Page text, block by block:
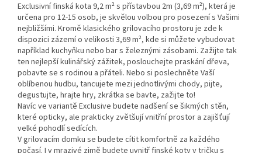
Exclusivní finská kota 9,2 m² s přístavbou 2m (3,69 m²), která je
určena pro 12-15 osob, je skvělou volbou pro posezení s Vašimi
nejbližšími. Kromě klasického grilovacího prostoru je zde k
dispozici zázemí o velikosti 3,69 m², kde si můžete vybudovat
například kuchyňku nebo bar s železnými zásobami. Zažijte tak
ten nejlepší kulinářský zážitek, poslouchejte praskání dřeva,
pobavte se s rodinou a přáteli. Nebo si poslechněte Vaší
oblíbenou hudbu, tancujete mezi jednotlivými chody, pijte,
degustujte, hrajte hry, zkrátka se bavte, zažijte to!
Navíc ve variantě Exclusive budete nadšení se šikmých stěn,
které opticky, ale prakticky zvětšují vnitřní prostor a zajišťují
velké pohodlí sedících.
V grilovacím domku se budete cítit komfortně za každého